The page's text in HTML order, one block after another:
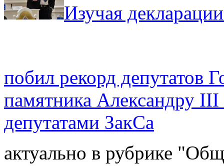
Изучая
побил рекорд депутатов
памятника Александру
депутатами ЗакСа
актуально в рубрике